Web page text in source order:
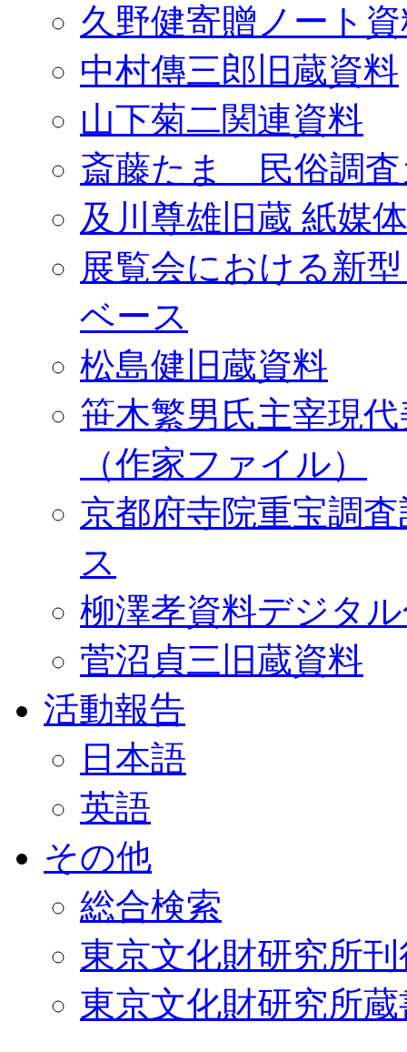
久野健寄贈ノート
中村傳三郎旧蔵資料
山下菊二関連資料
斎藤たま 民俗調査
及川尊雄旧蔵 紙媒
展覧会における新
ベース
松島健旧蔵資料
笹木繁男氏主宰現
（作家ファイル）
京都府寺院重宝調
ス
柳澤孝資料デジタ
菅沼貞三旧蔵資料
活動報告
日本語
英語
その他
総合検索
東京文化財研究所
東京文化財研究所